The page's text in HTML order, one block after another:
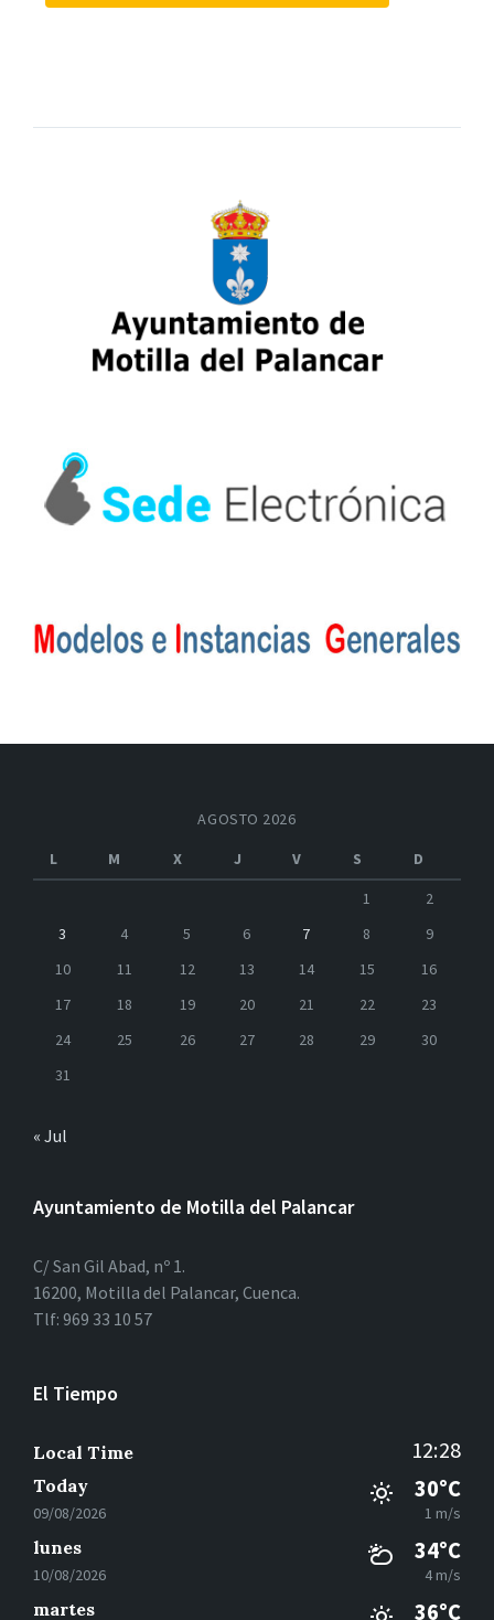
AGOSTO 2026
L
M X J V S
D
1
2
3
4 5 6 7 8
9
10
11 12 13 14 15
16
17
18 19 20 21 22
23
24
25 26 27 28 29
30
31
« Jul
Ayuntamiento de Motilla del Palancar
C/ San Gil Abad, nº 1.
16200, Motilla del Palancar, Cuenca.
Tlf: 969 33 10 57
El Tiempo
Local Time 12:28
Today
09/08/2026
30°C
1 m/s
lunes
10/08/2026
34°C
4 m/s
martes 36°C